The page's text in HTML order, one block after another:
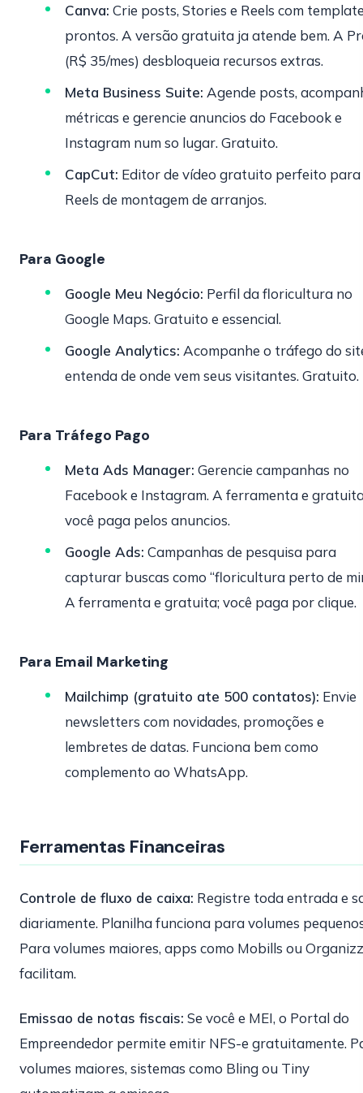
Canva: Crie posts, Stories e Reels com
prontos. A versão gratuita ja atende bem. A
(R$ 35/mes) desbloqueia recursos extras.
Meta Business Suite: Agende posts,
métricas e gerencie anuncios do Facebook e
Instagram num so lugar. Gratuito.
CapCut: Editor de vídeo gratuito perfeito para
Reels de montagem de arranjos.
Para Google
Google Meu Negócio: Perfil da floricultura no
Google Maps. Gratuito e essencial.
Google Analytics: Acompanhe o tráfego do
entenda de onde vem seus visitantes. Gratuito.
Para Tráfego Pago
Meta Ads Manager: Gerencie campanhas no
Facebook e Instagram. A ferramenta e
você paga pelos anuncios.
Google Ads: Campanhas de pesquisa para
capturar buscas como “floricultura perto de
A ferramenta e gratuita; você paga por clique.
Para Email Marketing
Mailchimp (gratuito ate 500 contatos): Envie
newsletters com novidades, promoções e
lembretes de datas. Funciona bem como
complemento ao WhatsApp.
Ferramentas Financeiras
Controle de fluxo de caixa: Registre toda entrada e
diariamente. Planilha funciona para volumes
Para volumes maiores, apps como Mobills ou
facilitam.
Emissao de notas fiscais: Se você e MEI, o Portal do
Empreendedor permite emitir NFS-e gratuitamente.
volumes maiores, sistemas como Bling ou Tiny